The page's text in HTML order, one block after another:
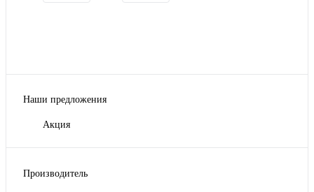
Наши предложения
Акция
Производитель